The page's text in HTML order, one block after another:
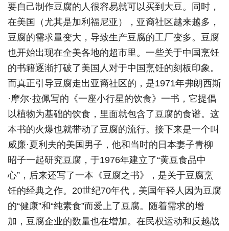
要自己制作豆腐的人很容易就可以买到大豆。同时，
在美国（尤其是加利福尼亚），亚裔社区越来越多，
豆腐的需求量变大，导致生产豆腐的工厂变多。豆腐
也开始出现在全美各地的超市里。一些关于中国烹饪
的书籍逐渐打破了美国人对于中国烹饪的刻板印象。
而真正引导豆腐走出亚裔社区的，是1971年弗朗西斯
·摩尔·拉佩写的《一座小行星的饮食》一书，它提倡
以植物为基础的饮食，里面就包含了豆腐的食谱。这
本书的火爆也就带动了豆腐的流行。接下来是一个叫
威廉·夏利夫的美国男子，他和当时的日本妻子青柳
昭子一起研究豆腐，于1976年建立了“黄豆食品中
心”，后来还写了一本《豆腐之书》，是关于豆腐烹
饪的经典之作。20世纪70年代，美国年轻人因为豆腐
的“健康”和“纯素食”而爱上了豆腐。随着需求的增
加，豆腐企业的数量也在增加。在民权运动和反越战